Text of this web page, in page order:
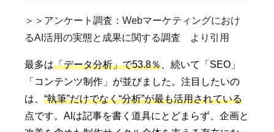
＞＞アンケート調査：Webマーケティングにおけ
るAI活用の実態と成果に関する調査 より引用
最多は「データ分析」で53.8％ 、続いて「SEO」
「コンテンツ制作」が並びました。注目したいの
は、 “執筆”だけでなく“分析”が最も活用されている
点です。AIは記事を書く道具にとどまらず、企画と